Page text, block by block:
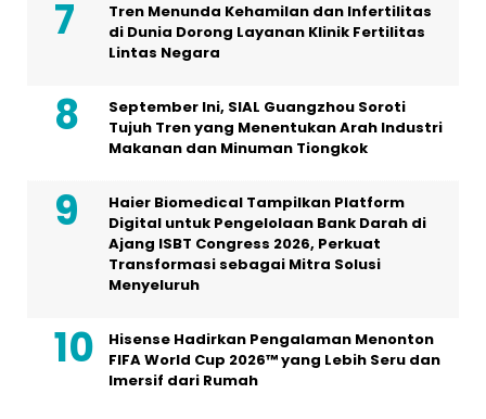
Tren Menunda Kehamilan dan Infertilitas
di Dunia Dorong Layanan Klinik Fertilitas
Lintas Negara
September Ini, SIAL Guangzhou Soroti
Tujuh Tren yang Menentukan Arah Industri
Makanan dan Minuman Tiongkok
Haier Biomedical Tampilkan Platform
Digital untuk Pengelolaan Bank Darah di
Ajang ISBT Congress 2026, Perkuat
Transformasi sebagai Mitra Solusi
Menyeluruh
Hisense Hadirkan Pengalaman Menonton
FIFA World Cup 2026™ yang Lebih Seru dan
Imersif dari Rumah